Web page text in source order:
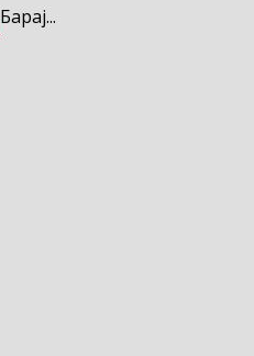
Барај...